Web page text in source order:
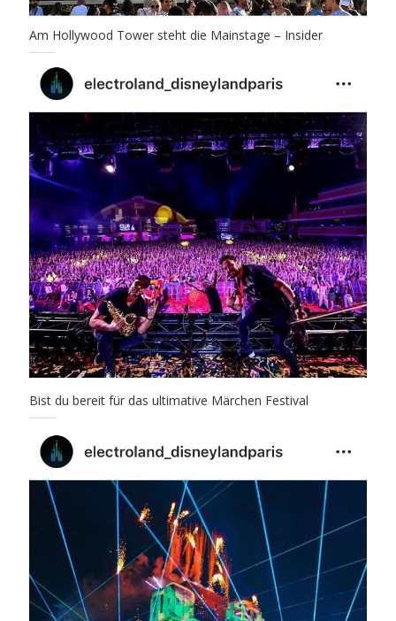
Am Hollywood Tower steht die Mainstage – Insider
Bist du bereit für das ultimative Märchen Festival